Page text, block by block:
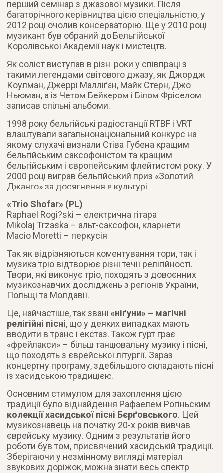
перший семінар з джазової музики. Після
багаторічного керівництва цією спеціальністю, у
2012 році очолив консерваторію. Ще у 2010 році
музикант був обраний до Бельгійської
Королівської Академії наук і мистецтв.
Як соліст виступав в різні роки у співпраці з
такими легендами світового джазу, як Джордж
Коулман, Джеррі Малліґан, Майк Стерн, Джо
Ньюман, а із Четом Бейкером і Білом Фріселом
записав спільні альбоми.
1998 року бельгійські радіостанції RTBF і VRT
влаштували загальнонаціональний конкурс на
якому слухачі визнали Стіва Губена кращим
бельгійським саксофоністом та кращим
бельгійським і європейським флейтистом року. У
2000 році виграв бельгійський приз «Золотий
Джанго» за досягнення в культурі.
«Trio Shofar» (PL)
Raphael Rogi?ski – електрична гітара
Mikolaj Trzaska – альт-саксофон, кларнети
Macio Moretti – перкусія
Так як відрізняються коментування тори, так і
музика тріо відтворює різні течії релігійності.
Твори, які виконує тріо, походять з довоєнних
музикознавчих досліджень з регіонів України,
Польщі та Молдавії.
Це, найчастіше, так звані«ніґуни» – магічні
релігійні пісні, що у деяких випадках мають
вводити в транс і екстаз. Також гурт грає
«фрейлакси» – більш танцювальну музику і пісні,
що походять з єврейської літургії. Зараз
концертну програму, здебільшого складають пісні
із хасидською традицією.
Основним стимулом для захоплення цією
традиції було віднайдення Рафаелем Рогіньским
колекції хасидської пісні Бєрґовського. Цей
музикознавець на початку 20-х років вивчав
єврейську музику. Одним з результатів його
роботи був том, присвячений хасидській традиції.
Зберігаючи у незмінному вигляді матеріал
звукових доріжок, можна знати весь спектр